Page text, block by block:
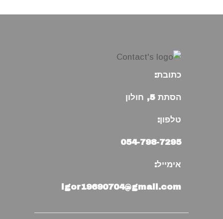
כתובת:
הסתת 5, חולון
טלפון:
054-798-7295
אימייל:
igor19690704@gmail.com